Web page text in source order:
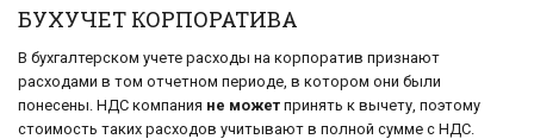
БУХУЧЕТ КОРПОРАТИВА
В бухгалтерском учете расходы на корпоратив признают
расходами в том отчетном периоде, в котором они были
понесены. НДС компания не может принять к вычету, поэтому
стоимость таких расходов учитывают в полной сумме с НДС.